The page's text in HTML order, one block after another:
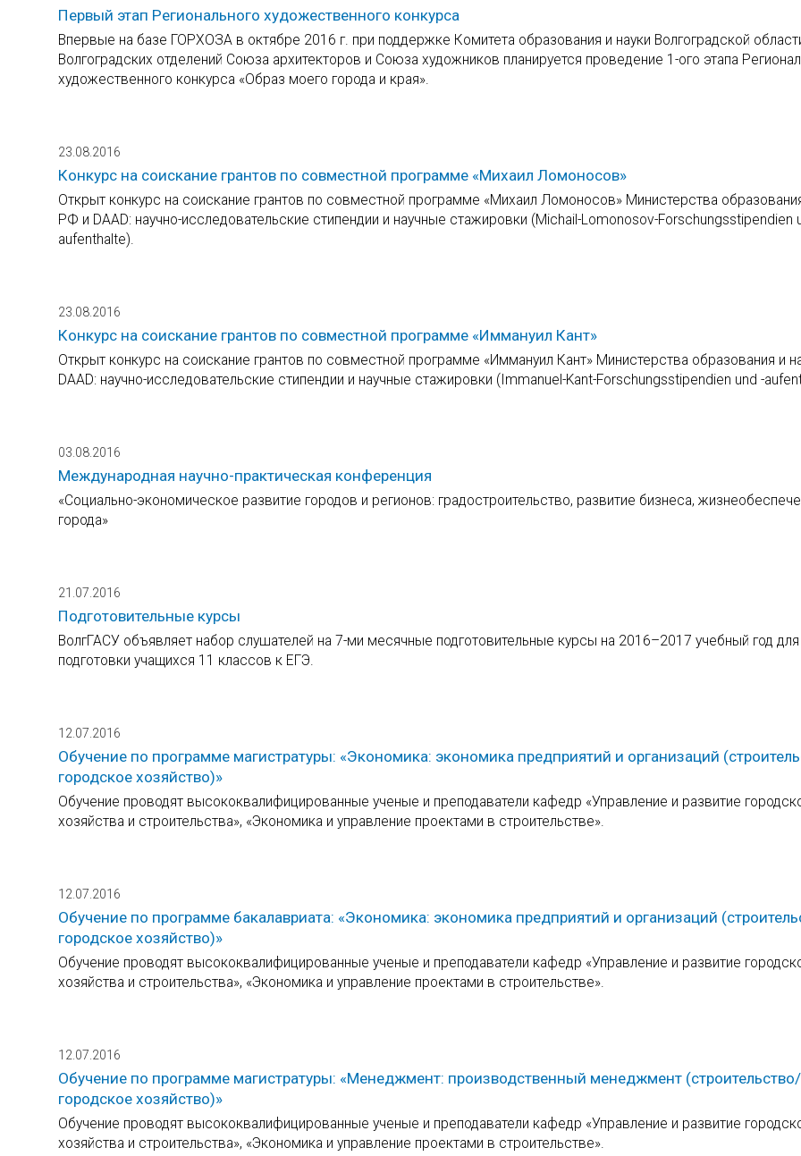
Первый этап Регионального художественного конкурса
Впервые на базе ГОРХОЗА в октябре 2016 г. при поддержке Комитета образования и науки Волгоградской
Волгоградских отделений Союза архитекторов и Союза художников планируется проведение 1-ого этапа
художественного конкурса «Образ моего города и края».
23.08.2016
Конкурс на соискание грантов по совместной программе «Михаил Ломоносов»
Открыт конкурс на соискание грантов по совместной программе «Михаил Ломоносов» Министерства
РФ и DAAD: научно-исследовательские стипендии и научные стажировки (Michail-Lomonosov-Forschungsstipendien
aufenthalte).
23.08.2016
Конкурс на соискание грантов по совместной программе «Иммануил Кант»
Открыт конкурс на соискание грантов по совместной программе «Иммануил Кант» Министерства образования и
DAAD: научно-исследовательские стипендии и научные стажировки (Immanuel-Kant-Forschungsstipendien und -
03.08.2016
Международная научно-практическая конференция
«Социально-экономическое развитие городов и регионов: градостроительство, развитие бизнеса,
города»
21.07.2016
Подготовительные курсы
ВолгГАСУ объявляет набор слушателей на 7-ми месячные подготовительные курсы на 2016–2017 учебный год для
подготовки учащихся 11 классов к ЕГЭ.
12.07.2016
Обучение по программе магистратуры: «Экономика: экономика предприятий и организаций
городское хозяйство)»
Обучение проводят высококвалифицированные ученые и преподаватели кафедр «Управление и развитие
хозяйства и строительства», «Экономика и управление проектами в строительстве».
12.07.2016
Обучение по программе бакалавриата: «Экономика: экономика предприятий и организаций
городское хозяйство)»
Обучение проводят высококвалифицированные ученые и преподаватели кафедр «Управление и развитие
хозяйства и строительства», «Экономика и управление проектами в строительстве».
12.07.2016
Обучение по программе магистратуры: «Менеджмент: производственный менеджмент (строительство/
городское хозяйство)»
Обучение проводят высококвалифицированные ученые и преподаватели кафедр «Управление и развитие
хозяйства и строительства», «Экономика и управление проектами в строительстве».